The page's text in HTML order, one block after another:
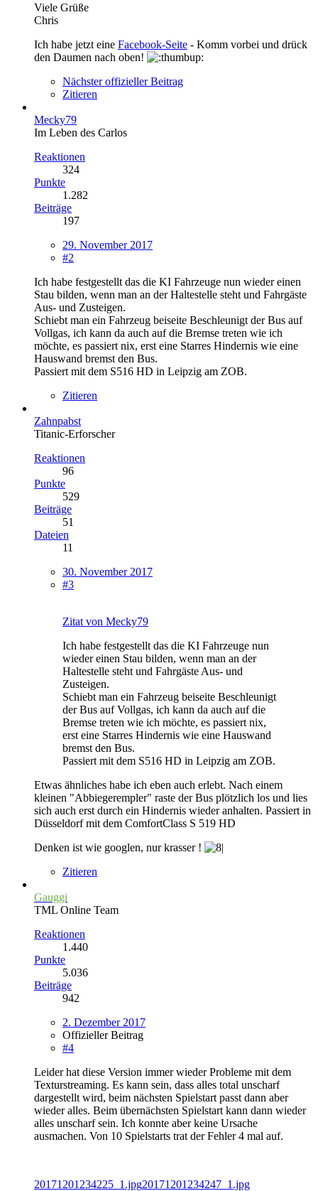
Viele Grüße
Chris
Ich habe jetzt eine Facebook-Seite - Komm vorbei und drück
den Daumen nach oben!
Nächster offizieller Beitrag
Zitieren
Mecky79
Im Leben des Carlos
Reaktionen
324
Punkte
1.282
Beiträge
197
29. November 2017
#2
Ich habe festgestellt das die KI Fahrzeuge nun wieder einen
Stau bilden, wenn man an der Haltestelle steht und Fahrgäste
Aus- und Zusteigen.
Schiebt man ein Fahrzeug beiseite Beschleunigt der Bus auf
Vollgas, ich kann da auch auf die Bremse treten wie ich
möchte, es passiert nix, erst eine Starres Hindernis wie eine
Hauswand bremst den Bus.
Passiert mit dem S516 HD in Leipzig am ZOB.
Zitieren
Zahnpabst
Titanic-Erforscher
Reaktionen
96
Punkte
529
Beiträge
51
Dateien
11
30. November 2017
#3
Zitat von Mecky79
Ich habe festgestellt das die KI Fahrzeuge nun
wieder einen Stau bilden, wenn man an der
Haltestelle steht und Fahrgäste Aus- und
Zusteigen.
Schiebt man ein Fahrzeug beiseite Beschleunigt
der Bus auf Vollgas, ich kann da auch auf die
Bremse treten wie ich möchte, es passiert nix,
erst eine Starres Hindernis wie eine Hauswand
bremst den Bus.
Passiert mit dem S516 HD in Leipzig am ZOB.
Etwas ähnliches habe ich eben auch erlebt. Nach einem
kleinen "Abbiegerempler" raste der Bus plötzlich los und lies
sich auch erst durch ein Hindernis wieder anhalten. Passiert in
Düsseldorf mit dem ComfortClass S 519 HD
Denken ist wie googlen, nur krasser !
Zitieren
Gauggi
TML Online Team
Reaktionen
1.440
Punkte
5.036
Beiträge
942
2. Dezember 2017
Offizieller Beitrag
#4
Leider hat diese Version immer wieder Probleme mit dem
Texturstreaming. Es kann sein, dass alles total unscharf
dargestellt wird, beim nächsten Spielstart passt dann aber
wieder alles. Beim übernächsten Spielstart kann dann wieder
alles unscharf sein. Ich konnte aber keine Ursache
ausmachen. Von 10 Spielstarts trat der Fehler 4 mal auf.
20171201234225_1.jpg20171201234247_1.jpg